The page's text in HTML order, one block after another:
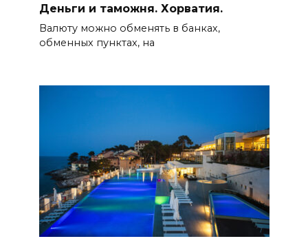
Деньги и таможня. Хорватия.
Валюту можно обменять в банках,
обменных пунктах, на